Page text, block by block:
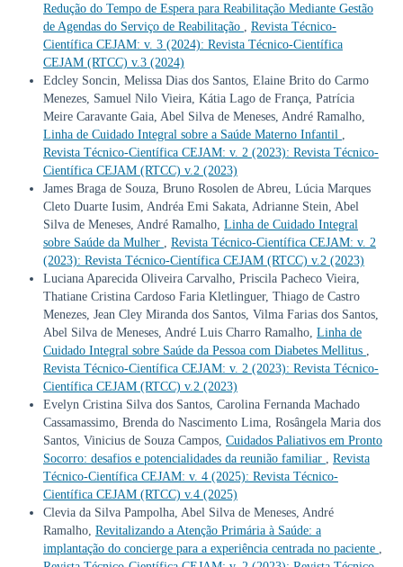
Redução do Tempo de Espera para Reabilitação Mediante Gestão
de Agendas do Serviço de Reabilitação
Revista Técnico-
Científica CEJAM: v. 3 (2024): Revista Técnico-Científica
CEJAM (RTCC) v.3 (2024)
Edcley Soncin, Melissa Dias dos Santos, Elaine Brito do Carmo
Menezes, Samuel Nilo Vieira, Kátia Lago de França, Patrícia
Meire Caravante Gaia, Abel Silva de Meneses, André Ramalho,
Linha de Cuidado Integral sobre a Saúde Materno Infantil
Revista Técnico-Científica CEJAM: v. 2 (2023): Revista Técnico-
Científica CEJAM (RTCC) v.2 (2023)
James Braga de Souza, Bruno Rosolen de Abreu, Lúcia Marques
Cleto Duarte Iusim, Andréa Emi Sakata, Adrianne Stein, Abel
Silva de Meneses, André Ramalho, Linha de Cuidado Integral
sobre Saúde da Mulher
Revista Técnico-Científica CEJAM: v. 2
(2023): Revista Técnico-Científica CEJAM (RTCC) v.2 (2023)
Luciana Aparecida Oliveira Carvalho, Priscila Pacheco Vieira,
Thatiane Cristina Cardoso Faria Kletlinguer, Thiago de Castro
Menezes, Jean Cley Miranda dos Santos, Vilma Farias dos Santos,
Abel Silva de Meneses, André Luis Charro Ramalho, Linha de
Cuidado Integral sobre Saúde da Pessoa com Diabetes Mellitus
Revista Técnico-Científica CEJAM: v. 2 (2023): Revista Técnico-
Científica CEJAM (RTCC) v.2 (2023)
Evelyn Cristina Silva dos Santos, Carolina Fernanda Machado
Cassamassimo, Brenda do Nascimento Lima, Rosângela Maria dos
Santos, Vinicius de Souza Campos, Cuidados Paliativos em Pronto
Socorro: desafios e potencialidades da reunião familiar
Revista
Técnico-Científica CEJAM: v. 4 (2025): Revista Técnico-
Científica CEJAM (RTCC) v.4 (2025)
Clevia da Silva Pampolha, Abel Silva de Meneses, André
Ramalho, Revitalizando a Atenção Primária à Saúde: a
implantação do concierge para a experiência centrada no paciente